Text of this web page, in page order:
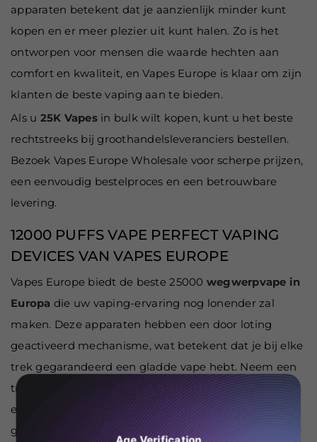
apparaten betekent dat je aanzienlijk minder kunt
kopen en er meer plezier uit kunt halen. Zo is het
ontworpen voor mensen die waarde hechten aan
comfort en kwaliteit, en Vapes Europe is klaar om zijn
klanten de beste vaping aan te bieden.
Als u 25K Vapesin bulk wilt kopen, kunt u het beste
rechtstreeks bij groothandelsleveranciers bestellen.
Bezoek Vapes Europe Wholesale voor scherpe prijzen,
een eenvoudig bestelproces en een betrouwbare
levering.
12000 PUFFS VAPE PERFECT VAPING
DEVICES VAN VAPES EUROPE
Vapes Europe biedt de beste 25000 wegwerpvape in
Europa die uw vaping-ervaring nog lonender zal
maken. Deze apparaten hebben een door loting
geactiveerd mechanisme, wat betekent dat je bij elke
trek gegarandeerd een gladde vape hebt. Neem een
trekje en het apparaat wordt geactiveerd zonder dat
er knoppen nodig zijn. Bovendien biedt de
geavanceerde mesh-spoeltechnologie een geweldige